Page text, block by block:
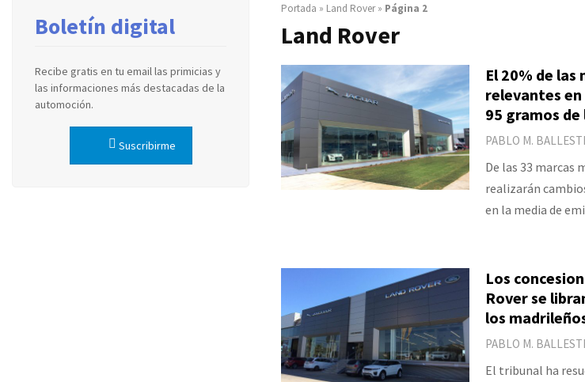
Portada » Land Rover» Página 2
Land Rover
El 20% de
relevantes en
95 gramos de
PABLO M.
De las 33 marcas
realizarán
en la media de
Los
Rover se
los
PABLO M.
El tribunal ha
Boletín digital
Recibe gratis en tu email las primicias y
las informaciones más destacadas de la
automoción.
Suscribirme